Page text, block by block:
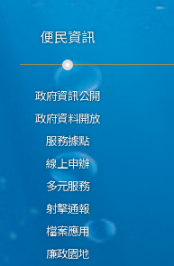
便民資訊
政府資訊公開
政府資料開放
服務據點
線上申辦
多元服務
射擊通報
檔案應用
廉政園地